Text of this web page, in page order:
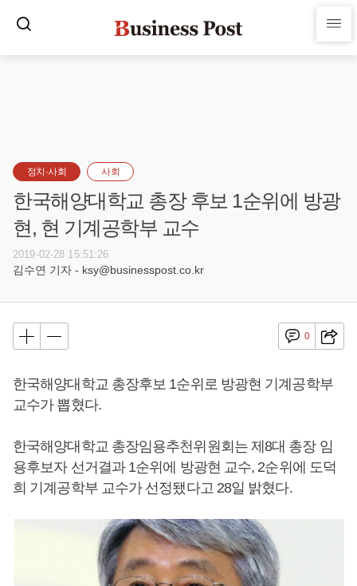
정치·사회 사회
한국해양대학교 총장 후보 1순위에 방광
현, 현 기계공학부 교수
2019-02-28 15:51:26
김수연 기자 - ksy@businesspost.co.kr
0
한국해양대학교 총장후보 1순위로 방광현 기계공학부
교수가 뽑혔다.
한국해양대학교 총장임용추천위원회는 제8대 총장 임
용후보자 선거결과 1순위에 방광현 교수, 2순위에 도덕
희 기계공학부 교수가 선정됐다고 28일 밝혔다.